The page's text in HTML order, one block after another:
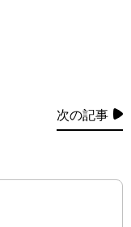
次の記事